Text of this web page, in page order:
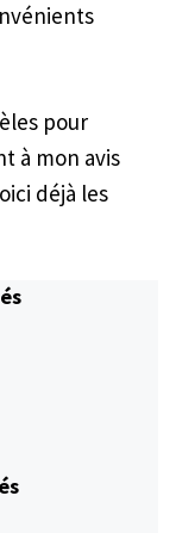
pour
à mon avis
déjà les